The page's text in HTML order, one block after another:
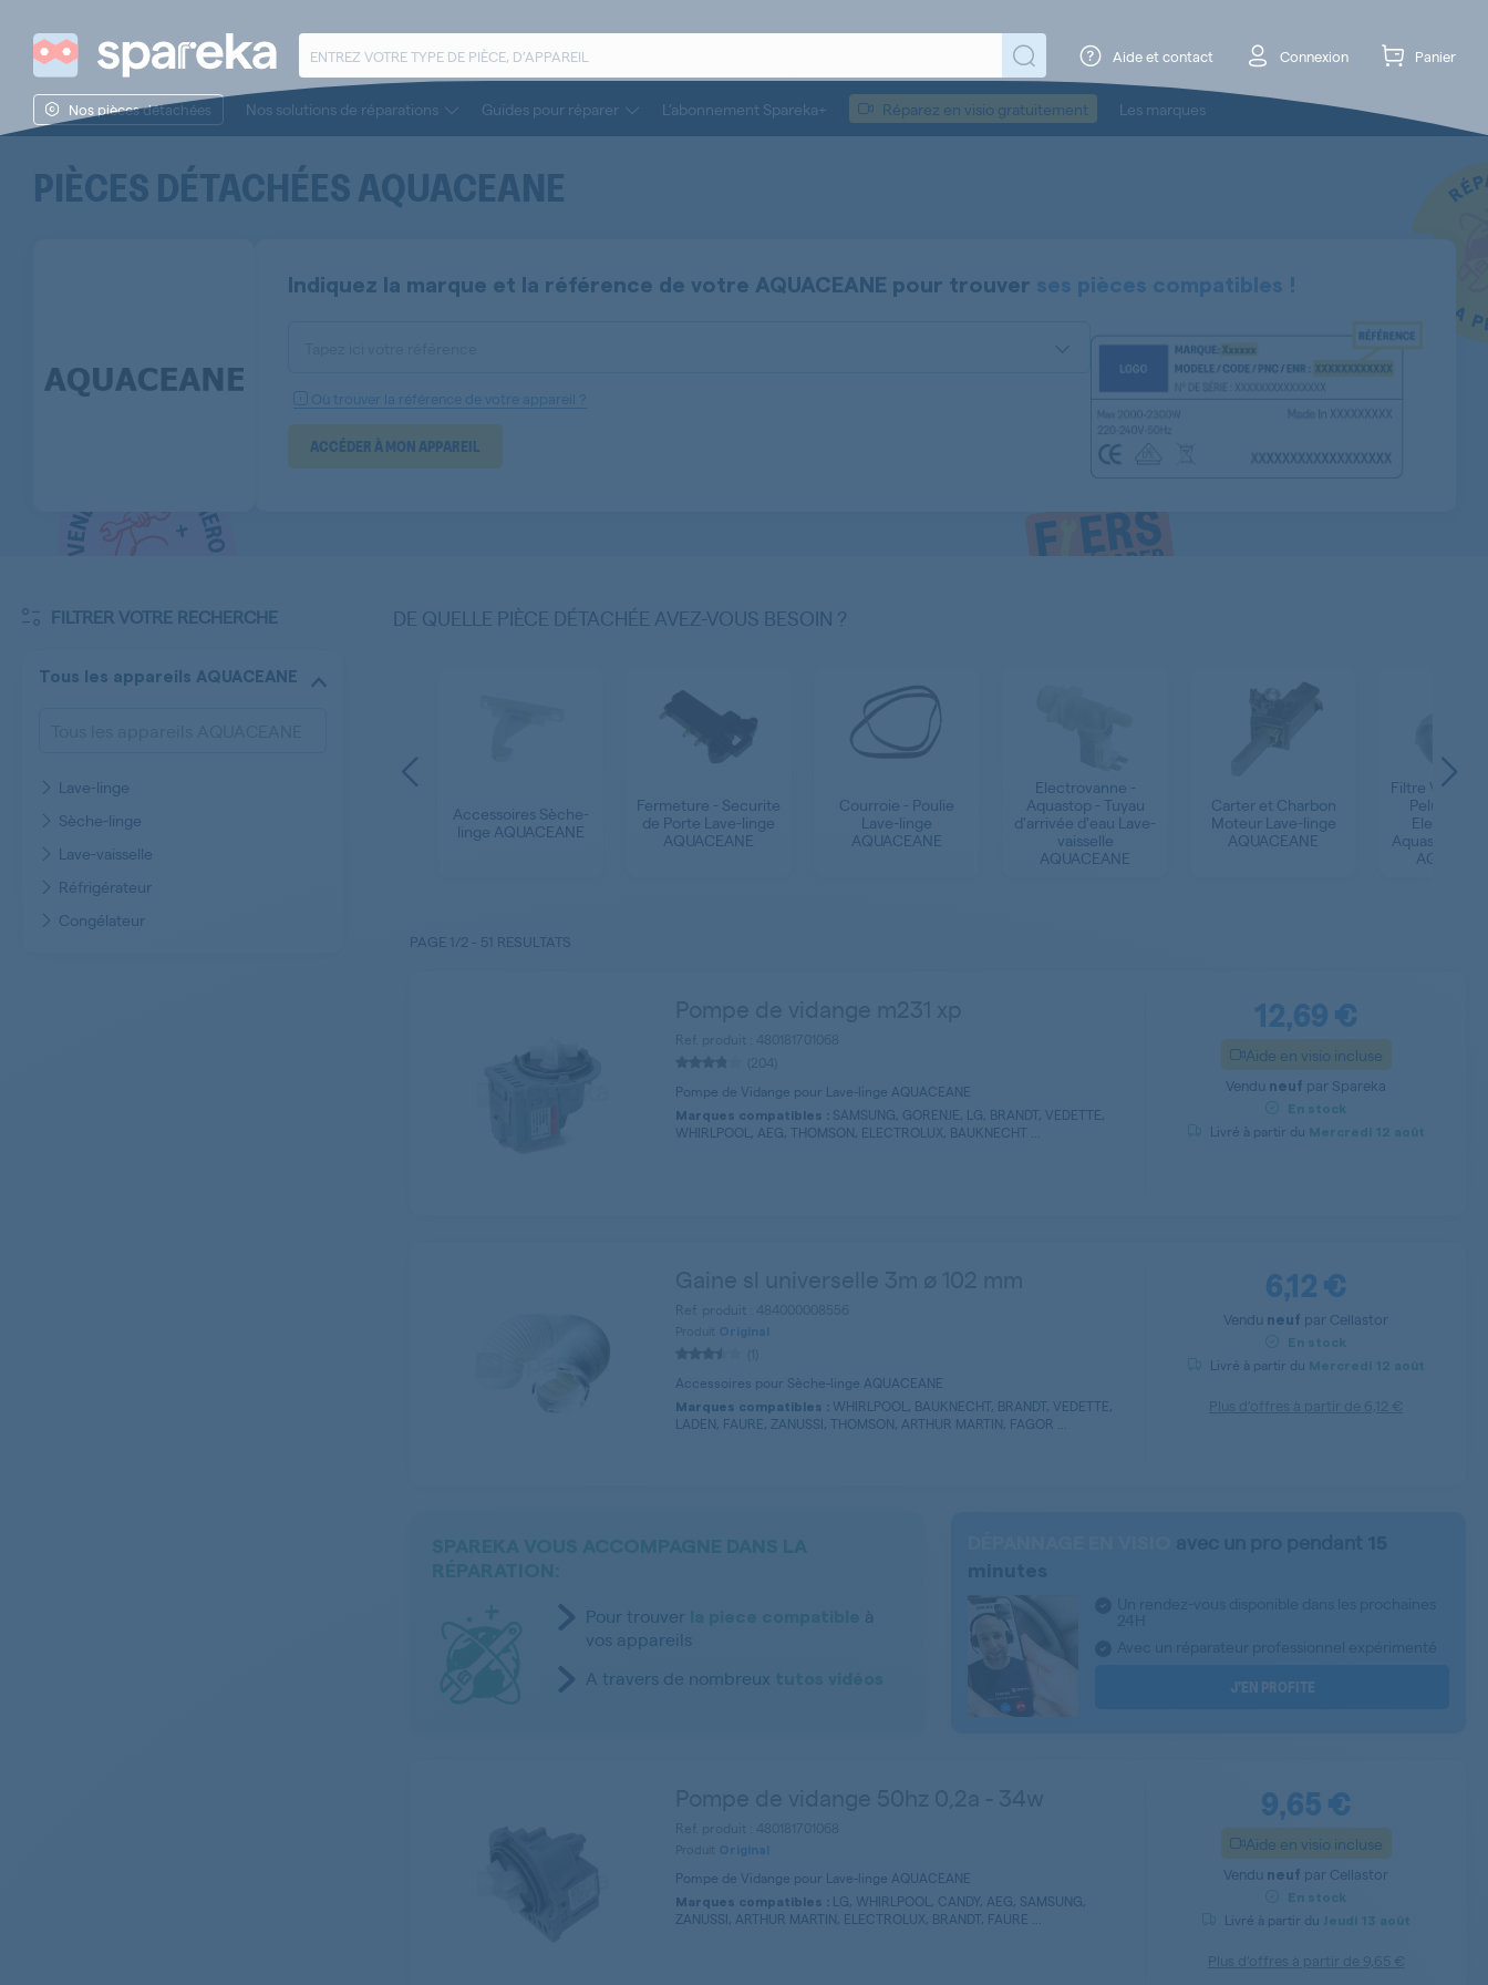
Aide et contact Connexion Panier
Nos pièces détachées Nos solutions de réparations Guides pour réparer L’abonnement Spareka+ Réparez en visio gratuitement Les marques
PIÈCES DÉTACHÉESAQUACEANE
Indiquez la marque et la référence de votre AQUACEANE pour trouver ses pièces compatibles !
Où trouver la référence de votre appareil ?
ACCÉDER À MON APPAREIL
DE QUELLE PIÈCE DÉTACHÉE AVEZ-VOUS BESOIN ?
Trappe - Cache -
Pompe de Vidange
AQUACEANE
Accessoires Sèche-
linge AQUACEANE
Fermeture - Securite
de Porte Lave-linge
AQUACEANE
Courroie - Poulie
Lave-linge
AQUACEANE
Electrovanne -
Aquastop - Tuyau
d'arrivée d'eau Lave-
vaisselle
AQUACEANE
Carter et Charbon
Moteur Lave-linge
AQUACEANE
Filtre
Peluche -
Aquastop
FILTRER VOTRE RECHERCHE
Tous les appareils AQUACEANE
Lave-linge
Sèche-linge
Lave-vaisselle
Réfrigérateur
Congélateur
PAGE 1/2 - 51 RESULTATS
Pompe de Vidange pour Lave-linge AQUACEANE
Marques compatibles : SAMSUNG, GORENJE, LG, BRANDT, VEDETTE,
WHIRLPOOL, AEG, THOMSON, ELECTROLUX, BAUKNECHT ...
12,69 €
Aide en visio incluse
Vendu neuf par Spareka
En stock
Livré à partir du Mercredi 12 août
Original
Accessoires pour Sèche-linge AQUACEANE
Marques compatibles : WHIRLPOOL, BAUKNECHT, BRANDT, VEDETTE,
LADEN, FAURE, ZANUSSI, THOMSON, ARTHUR MARTIN, FAGOR ...
6,12 €
Vendu neuf par Cellastor
En stock
Livré à partir du Mercredi 12 août
Pour trouver
à
vos appareils
A travers de nombreux
J’EN PROFITE
Original
Pompe de Vidange pour Lave-linge AQUACEANE
Marques compatibles : LG, WHIRLPOOL, CANDY, AEG, SAMSUNG,
ZANUSSI, ARTHUR MARTIN, ELECTROLUX, BRANDT, FAURE ...
9,65 €
Aide en visio incluse
Vendu neuf par Cellastor
En stock
Livré à partir du Jeudi 13 août